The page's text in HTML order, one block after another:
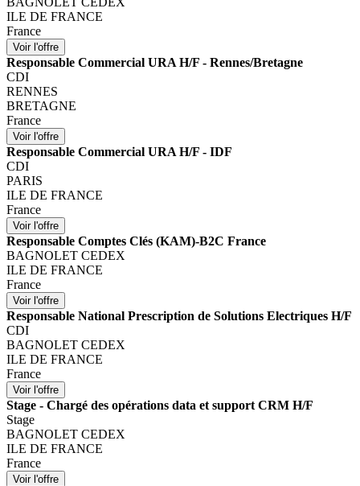
ILE DE FRANCE
France
Responsable Commercial URA H/F - Rennes/Bretagne
CDI
RENNES
BRETAGNE
France
Responsable Commercial URA H/F - IDF
CDI
PARIS
ILE DE FRANCE
France
Responsable Comptes Clés (KAM)-B2C France
BAGNOLET CEDEX
ILE DE FRANCE
France
Responsable National Prescription de Solutions Electriques H/F
CDI
BAGNOLET CEDEX
ILE DE FRANCE
France
Stage - Chargé des opérations data et support CRM H/F
Stage
BAGNOLET CEDEX
ILE DE FRANCE
France